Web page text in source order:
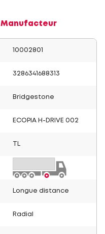
Manufacteur
10002801
3286341688313
Bridgestone
ECOPIA H-DRIVE 002
Longue distance
Radial